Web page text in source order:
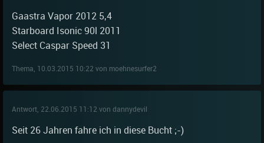
Gaastra Vapor 2012 5,4
Starboard Isonic 90l 2011
Select Caspar Speed 31
Thema, 10.03.2015 10:22 von moehnesurfer2
Antwort, 22.06.2015 11:12 von dannydevil
Seit 26 Jahren fahre ich in diese Bucht ;-)